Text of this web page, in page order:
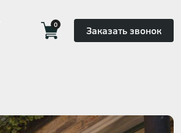
0 Заказать звонок